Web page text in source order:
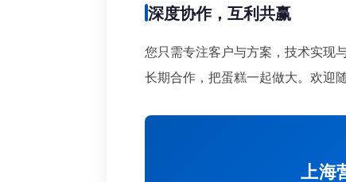
深度协作，互利共赢
您只需专注客户与方案，技术实现
长期合作，把蛋糕一起做大。欢迎
上海